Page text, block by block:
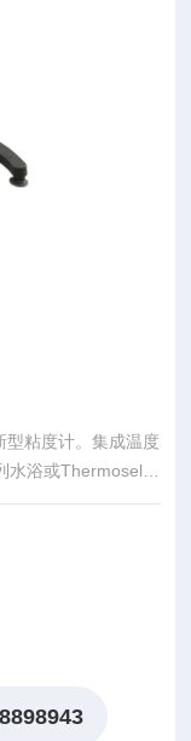
粘度计。集成温度
浴或Thermosel加